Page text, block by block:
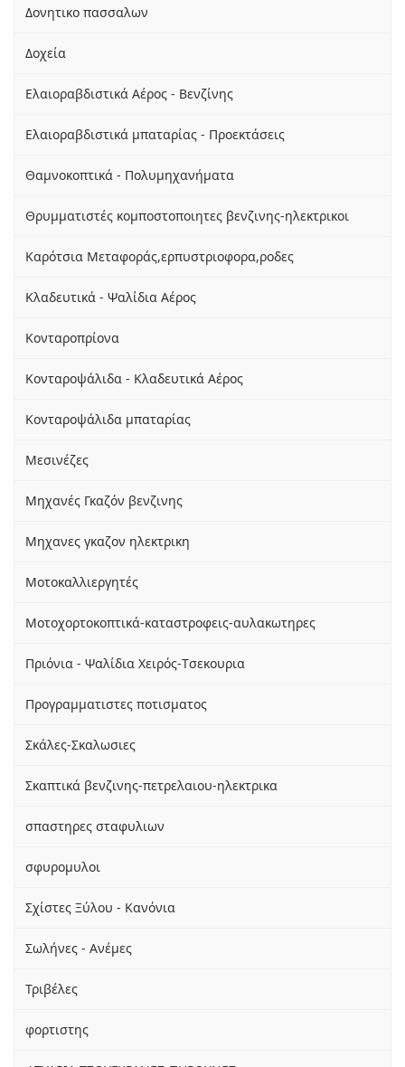
Δονητικο πασσαλων
Δοχεία
Ελαιοραβδιστικά Αέρος - Βενζίνης
Ελαιοραβδιστικά μπαταρίας - Προεκτάσεις
Θαμνοκοπτικά - Πολυμηχανήματα
Θρυμματιστές κομποστοποιητες βενζινης-ηλεκτρικοι
Καρότσια Μεταφοράς,ερπυστριοφορα,ροδες
Κλαδευτικά - Ψαλίδια Αέρος
Κονταροπρίονα
Κονταροψάλιδα - Κλαδευτικά Αέρος
Κονταροψάλιδα μπαταρίας
Μεσινέζες
Μηχανές Γκαζόν βενζινης
Μηχανες γκαζον ηλεκτρικη
Μοτοκαλλιεργητές
Μοτοχορτοκοπτικά-καταστροφεις-αυλακωτηρες
Πριόνια - Ψαλίδια Χειρός-Tσεκουρια
Προγραμματιστες ποτισματος
Σκάλες-Σκαλωσιες
Σκαπτικά βενζινης-πετρελαιου-ηλεκτρικα
σπαστηρες σταφυλιων
σφυρομυλοι
Σχίστες Ξύλου - Κανόνια
Σωλήνες - Ανέμες
Τριβέλες
φορτιστης